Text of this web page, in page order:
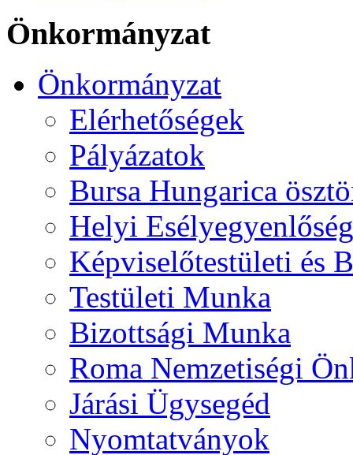
Önkormányzat
Önkormányzat
Elérhetőségek
Pályázatok
Bursa Hungarica
Helyi
Képviselőtestületi és
Testületi Munka
Bizottsági Munka
Roma Nemzetiségi
Járási Ügysegéd
Nyomtatványok